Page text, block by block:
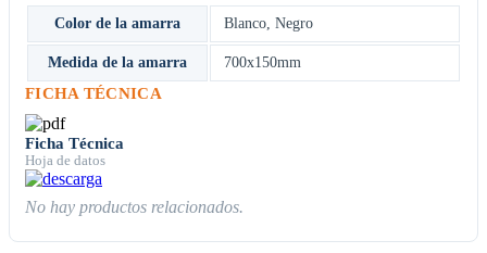
Color de la amarra Blanco Negro
Medida de la amarra 700x150mm
FICHA TÉCNICA
Ficha Técnica
Hoja de datos
No hay productos relacionados.